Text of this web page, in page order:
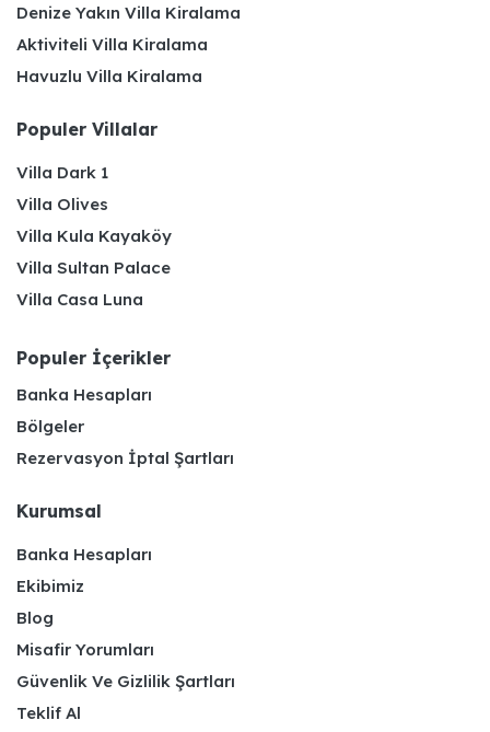
Denize Yakın Villa Kiralama
Aktiviteli Villa Kiralama
Havuzlu Villa Kiralama
Populer Villalar
Villa Dark 1
Villa Olives
Villa Kula Kayaköy
Villa Sultan Palace
Villa Casa Luna
Populer İçerikler
Banka Hesapları
Bölgeler
Rezervasyon İptal Şartları
Kurumsal
Banka Hesapları
Ekibimiz
Blog
Misafir Yorumları
Güvenlik Ve Gizlilik Şartları
Teklif Al